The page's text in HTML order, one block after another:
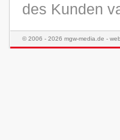
des Kunden
© 2006 - 2026 mgw-media.de -